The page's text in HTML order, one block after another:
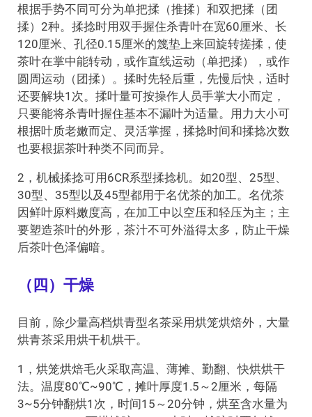
根据手势不同可分为单把揉（推揉）和双把揉（团
揉）2种。揉捻时用双手握住杀青叶在宽60厘米、长
120厘米、孔径0.15厘米的篾垫上来回旋转搓揉，使
茶叶在掌中能转动，或作直线运动（单把揉），或作
圆周运动（团揉）。揉时先轻后重，先慢后快，适时
还要解块1次。揉叶量可按操作人员手掌大小而定，
只要能将杀青叶握住基本不漏叶为适量。用力大小可
根据叶质老嫩而定、灵活掌握，揉捻时间和揉捻次数
也要根据茶叶种类不同而异。
2，机械揉捻可用6CR系型揉捻机。如20型、25型、
30型、35型以及45型都用于名优茶的加工。名优茶
因鲜叶原料嫩度高，在加工中以空压和轻压为主；主
要塑造茶叶的外形，茶汁不可外溢得太多，防止干燥
后茶叶色泽偏暗。
（四）干燥
目前，除少量高档烘青型名茶采用烘笼烘焙外，大量
烘青茶采用烘干机烘干。
1，烘笼烘焙毛火采取高温、薄摊、勤翻、快烘烘干
法。温度80℃~90℃，摊叶厚度1.5～2厘米，每隔
3~5分钟翻烘1次，时间15～20分钟，烘至含水量为